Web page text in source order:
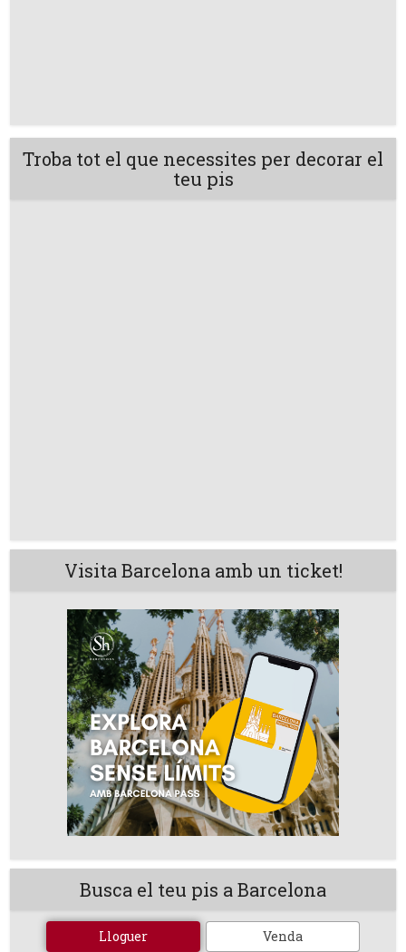
Troba tot el que necessites per decorar el
teu pis
Visita Barcelona amb un ticket!
Busca el teu pis a Barcelona
Lloguer Venda